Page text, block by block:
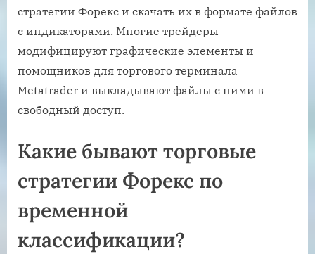
стратегии Форекс и скачать их в формате файлов
с индикаторами. Многие трейдеры
модифицируют графические элементы и
помощников для торгового терминала
Metatrader и выкладывают файлы с ними в
свободный доступ.
Какие бывают торговые
стратегии Форекс по
временной
классификации?